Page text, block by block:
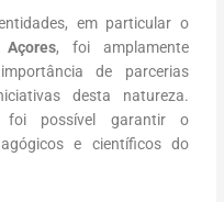
em particular o
Açores, foi amplamente
de parcerias
desta natureza.
foi possível garantir o
e científicos do